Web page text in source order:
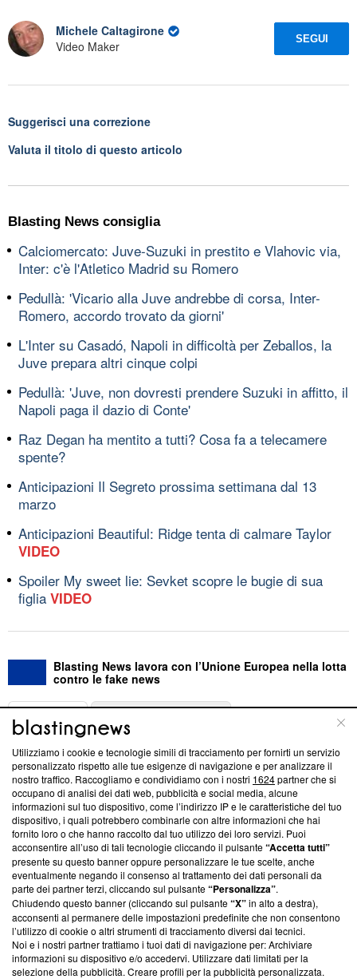
Michele Caltagirone
Video Maker
SEGUI
Suggerisci una correzione
Valuta il titolo di questo articolo
Blasting News consiglia
Calciomercato: Juve-Suzuki in prestito e Vlahovic via,
Inter: c'è l'Atletico Madrid su Romero
Pedullà: 'Vicario alla Juve andrebbe di corsa, Inter-
Romero, accordo trovato da giorni'
L'Inter su Casadó, Napoli in difficoltà per Zeballos, la
Juve prepara altri cinque colpi
Pedullà: 'Juve, non dovresti prendere Suzuki in affitto, il
Napoli paga il dazio di Conte'
Raz Degan ha mentito a tutti? Cosa fa a telecamere
spente?
Anticipazioni Il Segreto prossima settimana dal 13
marzo
Anticipazioni Beautiful: Ridge tenta di calmare Taylor
VIDEO
Spoiler My sweet lie: Sevket scopre le bugie di sua
figlia VIDEO
Blasting News lavora con l’Unione Europea nella lotta
contro le fake news
ABOUT
Questa sezione offre informazioni trasparenti su Blasting
News, sui nostri processi editoriali e su come ci impegniamo a
creare news di qualità. Inoltre, afferma la nostra aderenza a
‘Trust Project - News with Integrity’Blasting News non è
ancora membro del programma, ma ha richiesto di farne
parte; Trust Project non ha ancora effettuato una verifica di
conformità agli standard.
Su di noi
Team editoriale
Corporate
Utilizziamo i cookie e tecnologie simili di tracciamento per fornirti un servizio
personalizzato rispetto alle tue esigenze di navigazione e per analizzare il
nostro traffico. Raccogliamo e condividiamo con i nostri 1624partner che si
occupano di analisi dei dati web, pubblicità e social media, alcune
informazioni sul tuo dispositivo, come l’indirizzo IP e le caratteristiche del tuo
dispositivo, i quali potrebbero combinarle con altre informazioni che hai
fornito loro o che hanno raccolto dal tuo utilizzo dei loro servizi. Puoi
acconsentire all’uso di tali tecnologie cliccando il pulsante“Accetta tutti”
presente su questo banner oppure personalizzare le tue scelte, anche
eventualmente negando il consenso al trattamento dei dati personali da
parte dei partner terzi, cliccando sul pulsante“Personalizza”.
Chiudendo questo banner (cliccando sul pulsante“X”in alto a destra),
acconsenti al permanere delle impostazioni predefinite che non consentono
l’utilizzo di cookie o altri strumenti di tracciamento diversi dai tecnici.
Noi e i nostri partner trattiamo i tuoi dati di navigazione per: Archiviare
informazioni su dispositivo e/o accedervi. Utilizzare dati limitati per la
selezione della pubblicità. Creare profili per la pubblicità personalizzata.